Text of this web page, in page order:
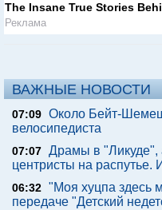
The Insane True Stories
Реклама
ВАЖНЫЕ НОВОСТИ
07:09 Около Бейт-
велосипедиста
07:07 Драмы в "Ликуде",
центристы на распутье.
06:32 "Моя хуцпа здесь
передаче "Детский